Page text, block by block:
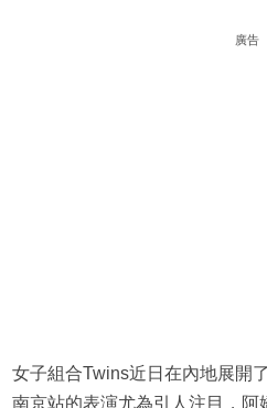
廣告
女子組合Twins近日在內地展開
南京站的表演尤為引人注目，阿